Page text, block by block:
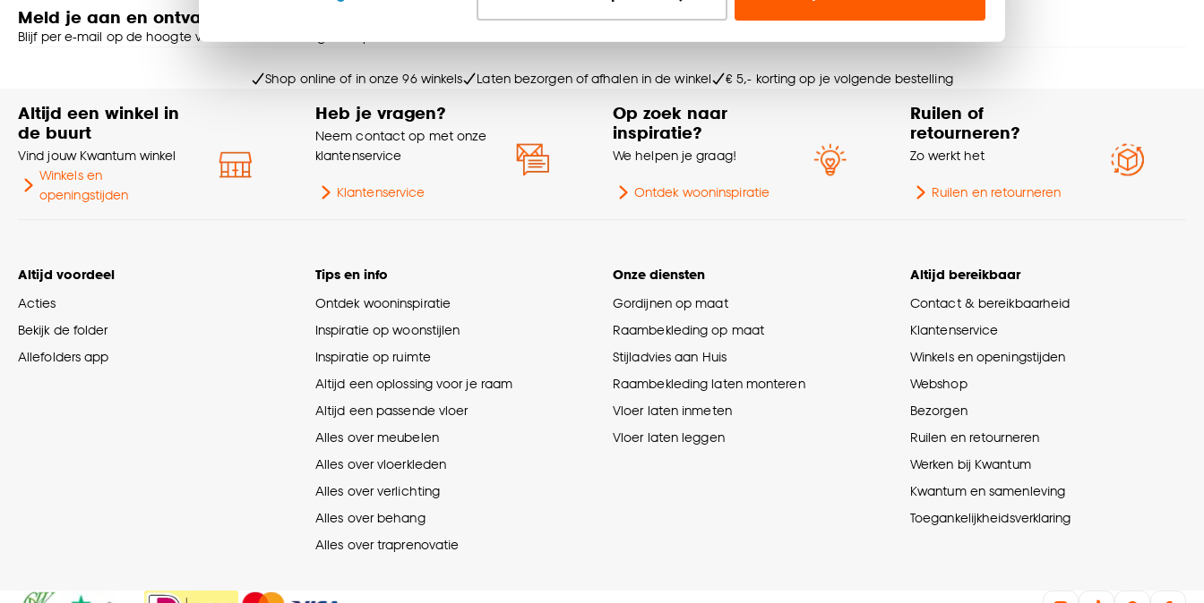
Klik op ‘Ja, alles toestaan’ om gebruik te maken van alle cookies, of klik op ‘weigeren’ om alleen de
accepteren door op ‘Cookies aanpassen’ te klikken.
Goed om te weten is dat je deze keuze altijd nog kan aanpassen, bekijk hiervoor onze cookieverklaring.
Meld je aan en ontvang € 5,- korting op je volgende bestelling
Blijf per e-mail op de hoogte van leuke aanbiedingen, inspiratie en meer!
Shop online of in onze 96 winkels Laten bezorgen of afhalen in de winkel € 5,- korting op je volgende bestelling
Altijd een winkel in
de buurt
Vind jouw Kwantum winkel
Winkels en
openingstijden
Heb je vragen?
Neem contact op met onze
klantenservice
Klantenservice
Op zoek naar
inspiratie?
We helpen je graag!
Ontdek wooninspiratie
Ruilen of
retourneren?
Zo werkt het
Ruilen en retourneren
Altijd voordeel
Acties
Bekijk de folder
Allefolders app
Tips en info
Ontdek wooninspiratie
Inspiratie op woonstijlen
Inspiratie op ruimte
Altijd een oplossing voor je raam
Altijd een passende vloer
Alles over meubelen
Alles over vloerkleden
Alles over verlichting
Alles over behang
Alles over traprenovatie
Onze diensten
Gordijnen op maat
Raambekleding op maat
Stijladvies aan Huis
Raambekleding laten monteren
Vloer laten inmeten
Vloer laten leggen
Altijd bereikbaar
Contact & bereikbaarheid
Klantenservice
Winkels en openingstijden
Webshop
Bezorgen
Ruilen en retourneren
Werken bij Kwantum
Kwantum en samenleving
Toegankelijkheidsverklaring